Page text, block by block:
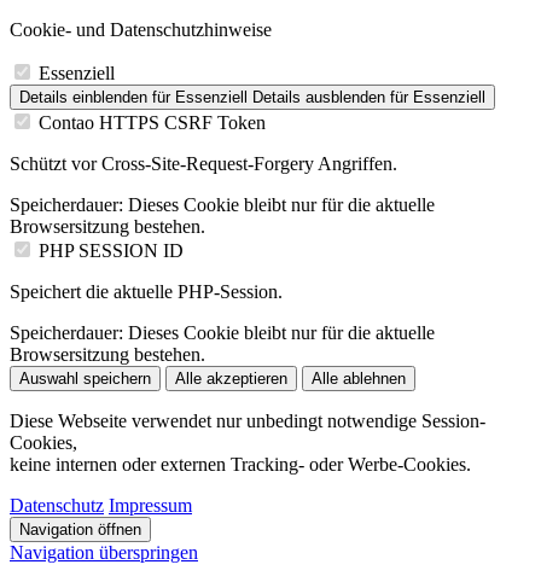
Cookie- und Datenschutzhinweise
Essenziell
Details einblenden für Essenziell Details ausblenden für Essenziell
Contao HTTPS CSRF Token
Schützt vor Cross-Site-Request-Forgery Angriffen.
Speicherdauer: Dieses Cookie bleibt nur für die aktuelle
Browsersitzung bestehen.
PHP SESSION ID
Speichert die aktuelle PHP-Session.
Speicherdauer: Dieses Cookie bleibt nur für die aktuelle
Browsersitzung bestehen.
Auswahl speichern Alle akzeptieren Alle ablehnen
Diese Webseite verwendet nur unbedingt notwendige Session-
Cookies,
keine internen oder externen Tracking- oder Werbe-Cookies.
Datenschutz Impressum
Navigation öffnen
Navigation überspringen